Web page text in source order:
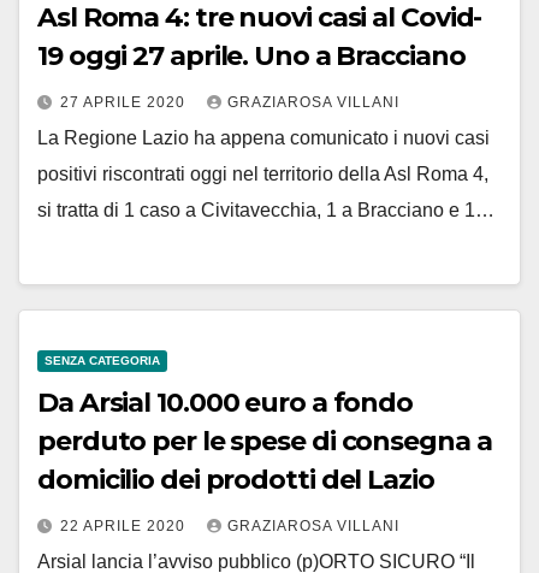
Asl Roma 4: tre nuovi casi al Covid-
19 oggi 27 aprile. Uno a Bracciano
27 APRILE 2020 GRAZIAROSA VILLANI
La Regione Lazio ha appena comunicato i nuovi casi
positivi riscontrati oggi nel territorio della Asl Roma 4,
si tratta di 1 caso a Civitavecchia, 1 a Bracciano e 1…
SENZA CATEGORIA
Da Arsial 10.000 euro a fondo
perduto per le spese di consegna a
domicilio dei prodotti del Lazio
22 APRILE 2020 GRAZIAROSA VILLANI
Arsial lancia l’avviso pubblico (p)ORTO SICURO “Il